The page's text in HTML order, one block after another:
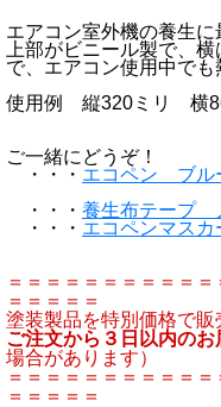
エアコン室外機の養生に
上部がビニール製で、
で、エアコン使用中でも
使用例 縦320ミリ 横
ご一緒にどうぞ！
・・・ エコペン ブル
・・・ 養生布テープ
・・・ エコペンマス
＝＝＝＝＝＝＝＝＝＝
＝＝＝＝＝
塗装製品を特別価格で販
ご注文から３日以内のお
場合があります）
＝＝＝＝＝＝＝＝＝＝
＝＝＝＝＝